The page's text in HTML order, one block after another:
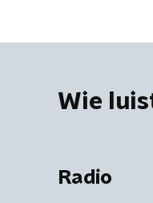
Wie
Radio